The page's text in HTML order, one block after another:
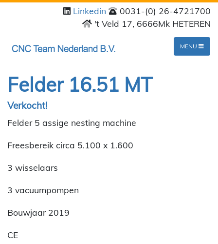
Linkedin
0031-(0) 26-4721700
't Veld 17, 6666Mk HETEREN
MENU
Felder 16.51 MT
Verkocht!
Felder 5 assige nesting machine
Freesbereik circa 5.100 x 1.600
3 wisselaars
3 vacuumpompen
Bouwjaar 2019
CE